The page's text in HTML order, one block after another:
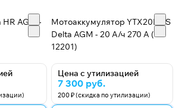
AGM -
Мотоаккумулятор YTX20L-BS
Delta AGM - 20 А/ч 270 А (CT
12201)
Цена с утилизацией
7 300 руб.
200 ₽ (скидка по утилизации)